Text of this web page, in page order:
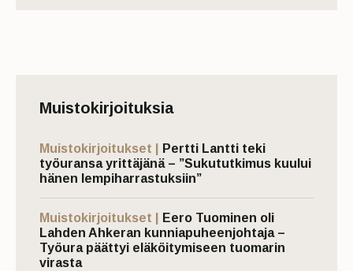
Muistokirjoituksia
Muistokirjoitukset |
Pertti Lantti teki
työuransa yrittäjänä – ”Sukututkimus kuului
hänen lempiharrastuksiin”
Muistokirjoitukset |
Eero Tuominen oli
Lahden Ahkeran kunniapuheenjohtaja –
Työura päättyi eläköitymiseen tuomarin
virasta